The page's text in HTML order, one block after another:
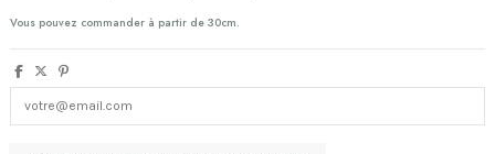
Vous pouvez commander à partir de 30cm.